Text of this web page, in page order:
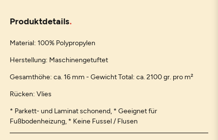
Produktdetails
Material: 100% Polypropylen
Herstellung: Maschinengetuftet
Gesamthöhe: ca. 16 mm - Gewicht Total: ca. 2100 gr. pro m²
Rücken: Vlies
* Parkett- und Laminat schonend, * Geeignet für
Fußbodenheizung, * Keine Fussel / Flusen